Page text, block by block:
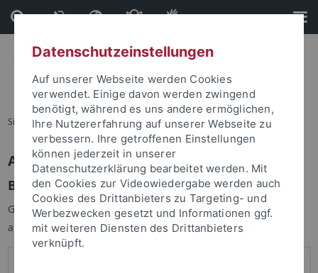
Direkt
zum
Inhalt
Direkt
zur
Fußleiste
Sie sind hier: Startseite
Anmelden
Benutzeranmeldung
Geben Sie Ihren Benutzernamen und Ihr Passwort an um sich
anzumelden:
Datenschutzeinstellungen
Auf unserer Webseite werden Cookies
verwendet. Einige davon werden zwingend
benötigt, während es uns andere ermöglichen,
Ihre Nutzererfahrung auf unserer Webseite zu
verbessern. Ihre getroffenen Einstellungen
können jederzeit in unserer
Datenschutzerklärung bearbeitet werden. Mit
den Cookies zur Videowiedergabe werden auch
Cookies des Drittanbieters zu Targeting- und
Werbezwecken gesetzt und Informationen ggf.
mit weiteren Diensten des Drittanbieters
verknüpft.